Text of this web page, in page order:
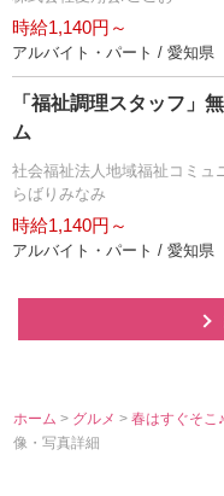
時給1,140円～
アルバイト・パート / 愛知県
「福祉調理スタッフ」
ム
社会福祉法人地域福祉コミュ
らばりみなみ
時給1,140円～
アルバイト・パート / 愛知県
ホーム > グルメ>春はすぐそこ
像・写真詳細